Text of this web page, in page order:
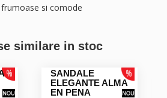
si comode
similare in stoc
SANDALE
ELEGANTE ALMA
EN PENA